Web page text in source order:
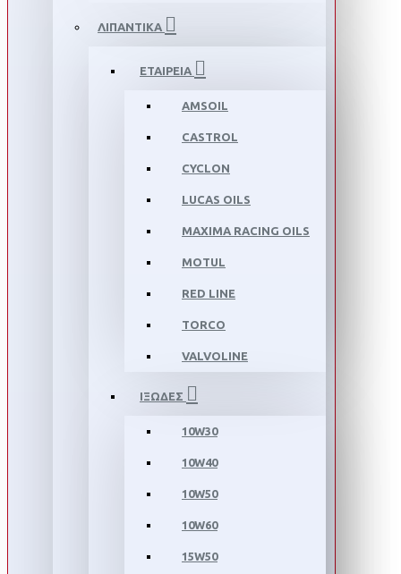
ΛΙΠΑΝΤΙΚΑ
ΕΤΑΙΡΕΙΑ
AMSOIL
CASTROL
CYCLON
LUCAS OILS
MAXIMA RACING OILS
MOTUL
RED LINE
TORCO
VALVOLINE
ΙΞΩΔΕΣ
10W30
10W40
10W50
10W60
15W50